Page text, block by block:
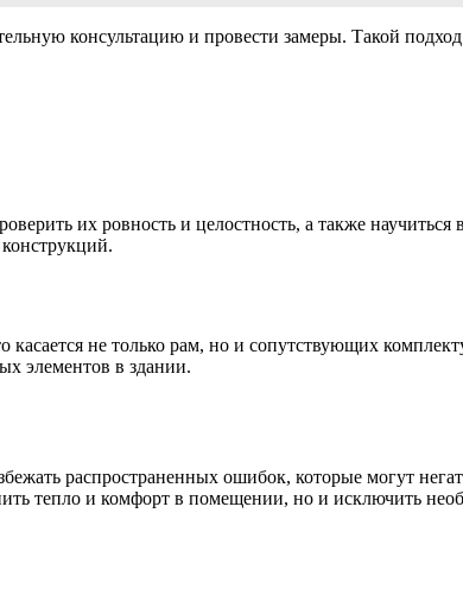
консультацию и провести замеры. Такой
их ровность и целостность, а также
касается не только рам, но и сопутствующих
элементов в здании.
распространенных ошибок, которые могут
тепло и комфорт в помещении, но и исключить